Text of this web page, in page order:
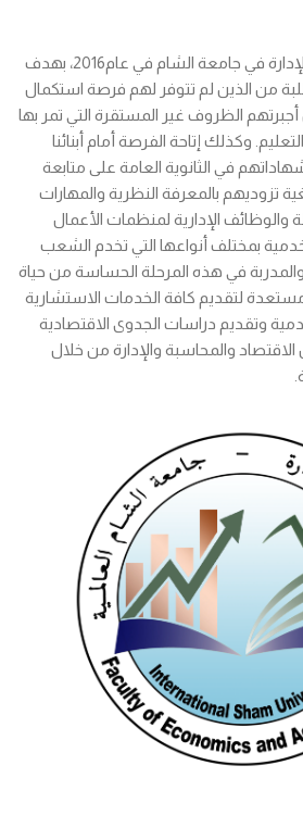
تأسست كلية الاقتصاد والإدارة في جامعة الشام في عام2016، بهدف
من الذين لم تتوفر لهم فرصة استكمال
الظروف غير المستقرة التي تمر بها
وكذلك إتاحة الفرصة أمام أبنائنا
في الثانوية العامة على متابعة
تزوديهم بالمعرفة النظرية والمهارات
والوظائف الإدارية لمنظمات الأعمال
بمختلف أنواعها التي تخدم الشعب
والمدربة في هذه المرحلة الحساسة من حياة
مستعدة لتقديم كافة الخدمات الاستشارية
وتقديم دراسات الجدوى الاقتصادية
والمحاسبة والإدارة من خلال